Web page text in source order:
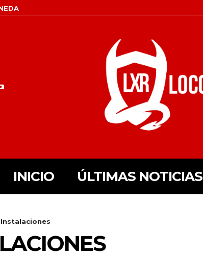
INICIO ÚLTIMAS NOTICIAS
Instalaciones